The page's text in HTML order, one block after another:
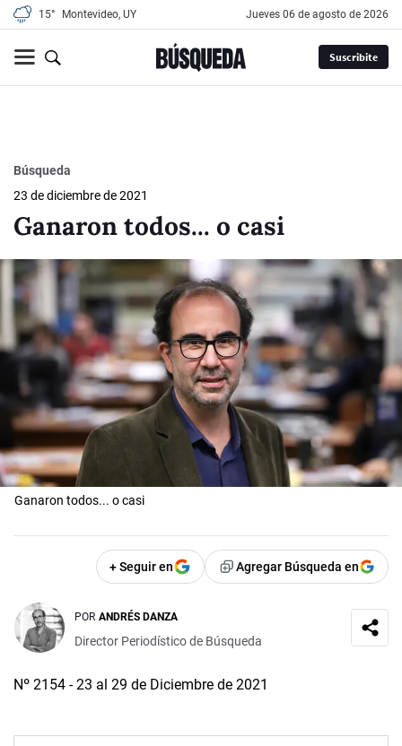
15° Montevideo, UY jueves 06 de agosto de 2026
Suscribite
Búsqueda
23 de diciembre de 2021
Ganaron todos... o casi
Ganaron todos... o casi
+ Seguir en Agregar Búsqueda en
POR ANDRÉS DANZA
Director Periodístico de Búsqueda
Nº 2154 - 23 al 29 de Diciembre de 2021